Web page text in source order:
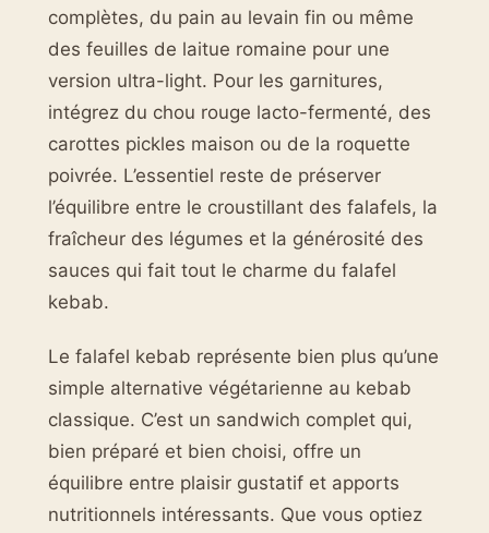
complètes, du pain au levain fin ou même
des feuilles de laitue romaine pour une
version ultra-light. Pour les garnitures,
intégrez du chou rouge lacto-fermenté, des
carottes pickles maison ou de la roquette
poivrée. L’essentiel reste de préserver
l’équilibre entre le croustillant des falafels, la
fraîcheur des légumes et la générosité des
sauces qui fait tout le charme du falafel
kebab.
Le falafel kebab représente bien plus qu’une
simple alternative végétarienne au kebab
classique. C’est un sandwich complet qui,
bien préparé et bien choisi, offre un
équilibre entre plaisir gustatif et apports
nutritionnels intéressants. Que vous optiez